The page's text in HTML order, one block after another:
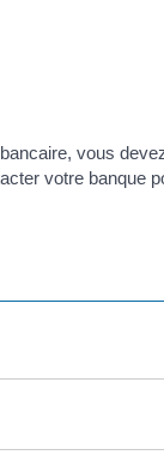
vous
votre banque